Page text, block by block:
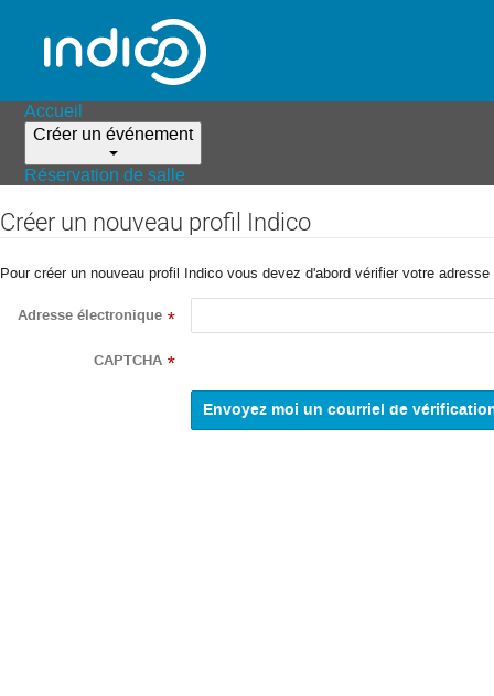
Accueil
Créer un événement
Réservation de salle
Créer un nouveau profil Indico
Pour créer un nouveau profil Indico vous devez d'abord vérifier votre
Adresse électronique *
CAPTCHA *